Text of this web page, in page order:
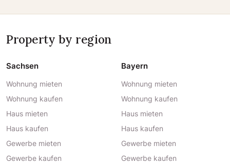
Property by region
Sachsen
Wohnung mieten
Wohnung kaufen
Haus mieten
Haus kaufen
Gewerbe mieten
Gewerbe kaufen
Bayern
Wohnung mieten
Wohnung kaufen
Haus mieten
Haus kaufen
Gewerbe mieten
Gewerbe kaufen